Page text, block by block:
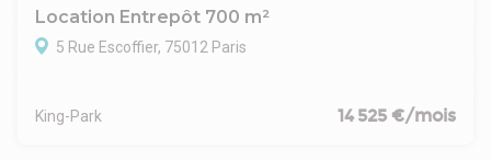
Location Entrepôt 700 m²
5 Rue Escoffier, 75012 Paris
King-Park 14 525 €/mois